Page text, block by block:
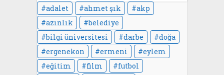
adalet ahmet şık
akp
azınlık
belediye
bilgi üniversitesi
darbe
doğa
ergenekon
ermeni
eylem
eğitim
film
futbol